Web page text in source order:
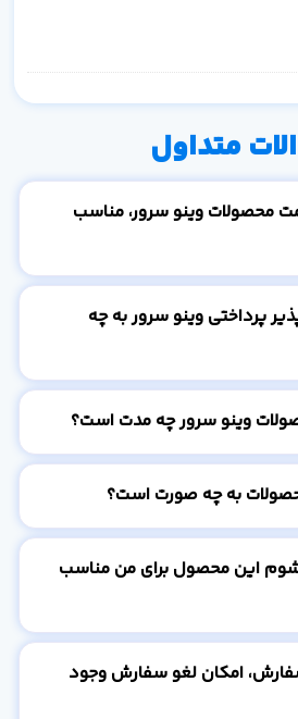
متداول
محصولات وینو سرور، مناسب
پرداختی وینو سرور به چه
وینو سرور چه مدت است؟
به چه صورت است؟
این محصول برای من مناسب
امکان لغو سفارش وجود